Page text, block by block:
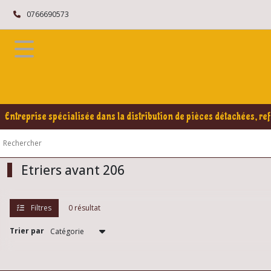
0766690573
Entreprise spécialisée dans la distribution de pièces détachées,
Etriers avant 206
Filtres 0 résultat
Trier par
Fermer
FILTRES
Peugeot
206
Train
206
Eléments
de
roue
avant